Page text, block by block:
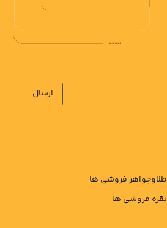
طلاوجواهر فروشی ها
نقره فروشی ها
ارسال